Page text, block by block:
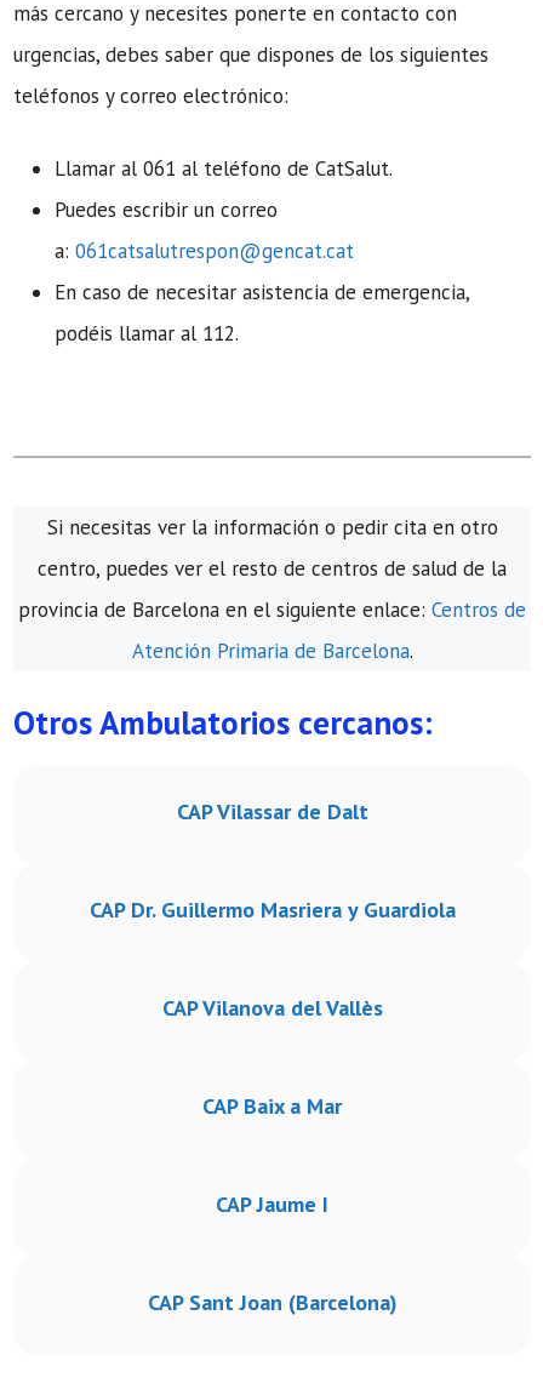
más cercano y necesites ponerte en contacto con
urgencias, debes saber que dispones de los siguientes
teléfonos y correo electrónico:
Llamar al 061 al teléfono de CatSalut.
Puedes escribir un correo
a: 061catsalutrespon@gencat.cat
En caso de necesitar asistencia de emergencia,
podéis llamar al 112.
Si necesitas ver la información o pedir cita en otro
centro, puedes ver el resto de centros de salud de la
provincia de Barcelona en el siguiente enlace: Centros de
Atención Primaria de Barcelona.
Otros Ambulatorios cercanos:
CAP Vilassar de Dalt
CAP Dr. Guillermo Masriera y Guardiola
CAP Vilanova del Vallès
CAP Baix a Mar
CAP Jaume I
CAP Sant Joan (Barcelona)